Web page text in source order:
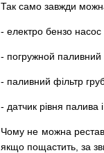
Так само завжди
- електро бензо насос
- погружной паливний
- паливний фільтр
- датчик рівня палива і
Чому не можна
якщо пощастить, за